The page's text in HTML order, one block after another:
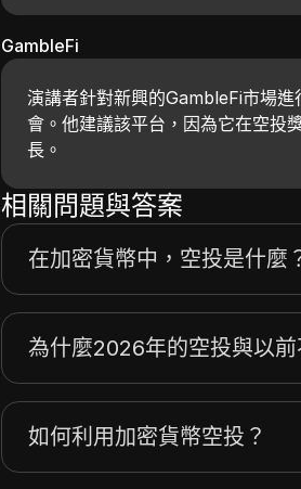
GambleFi
演講者針對新興的GambleFi市場
會。他建議該平台，因為它在空投
長。
相關問題與答案
在加密貨幣中，空投是什麼
為什麼2026年的空投與以前
如何利用加密貨幣空投？